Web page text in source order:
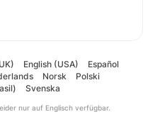
English (USA)
Español
Norsk
Polski
Svenska
nur auf Englisch verfügbar.